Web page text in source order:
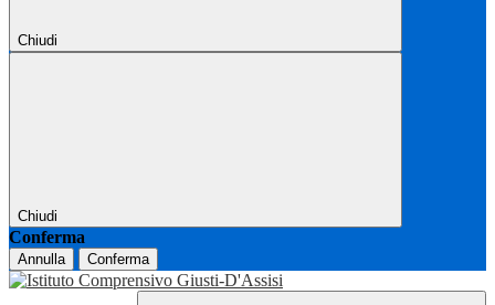
Chiudi
Chiudi
Conferma
Annulla Conferma